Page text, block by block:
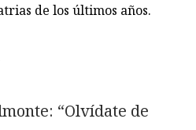
de los últimos años.
“Olvídate de